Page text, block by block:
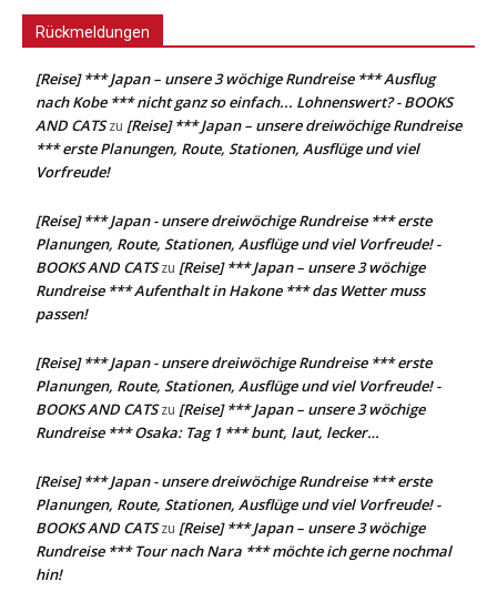
Rückmeldungen
[Reise] *** Japan – unsere 3 wöchige Rundreise *** Ausflug
nach Kobe *** nicht ganz so einfach... Lohnenswert? - BOOKS
AND CATSzu [Reise] *** Japan – unsere dreiwöchige Rundreise
*** erste Planungen, Route, Stationen, Ausflüge und viel
Vorfreude!
[Reise] *** Japan - unsere dreiwöchige Rundreise *** erste
Planungen, Route, Stationen, Ausflüge und viel Vorfreude! -
BOOKS AND CATSzu [Reise] *** Japan – unsere 3 wöchige
Rundreise *** Aufenthalt in Hakone *** das Wetter muss
passen!
[Reise] *** Japan - unsere dreiwöchige Rundreise *** erste
Planungen, Route, Stationen, Ausflüge und viel Vorfreude! -
BOOKS AND CATSzu [Reise] *** Japan – unsere 3 wöchige
Rundreise *** Osaka: Tag 1 *** bunt, laut, lecker…
[Reise] *** Japan - unsere dreiwöchige Rundreise *** erste
Planungen, Route, Stationen, Ausflüge und viel Vorfreude! -
BOOKS AND CATSzu [Reise] *** Japan – unsere 3 wöchige
Rundreise *** Tour nach Nara *** möchte ich gerne nochmal
hin!